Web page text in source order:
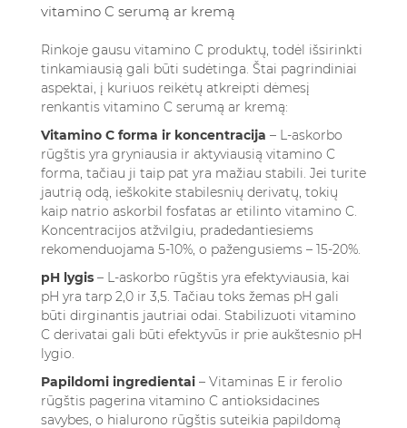
vitamino C serumą ar kremą
Rinkoje gausu vitamino C produktų, todėl išsirinkti
tinkamiausią gali būti sudėtinga. Štai pagrindiniai
aspektai, į kuriuos reikėtų atkreipti dėmesį
renkantis vitamino C serumą ar kremą:
Vitamino C forma ir koncentracija – L-askorbo
rūgštis yra gryniausia ir aktyviausią vitamino C
forma, tačiau ji taip pat yra mažiau stabili. Jei turite
jautrią odą, ieškokite stabilesnių derivatų, tokių
kaip natrio askorbil fosfatas ar etilinto vitamino C.
Koncentracijos atžvilgiu, pradedantiesiems
rekomenduojama 5-10%, o pažengusiems – 15-20%.
pH lygis – L-askorbo rūgštis yra efektyviausia, kai
pH yra tarp 2,0 ir 3,5. Tačiau toks žemas pH gali
būti dirginantis jautriai odai. Stabilizuoti vitamino
C derivatai gali būti efektyvūs ir prie aukštesnio pH
lygio.
Papildomi ingredientai – Vitaminas E ir ferolio
rūgštis pagerina vitamino C antioksidacines
savybes, o hialurono rūgštis suteikia papildomą